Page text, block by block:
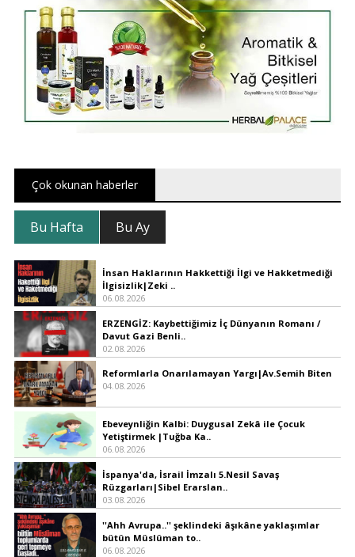
Çok okunan haberler
Bu Hafta Bu Ay
İnsan Haklarının Hakkettiği İlgi ve Hakketmediği
İlgisizlik|Zeki ..
06.08.2026
ERZENGİZ: Kaybettiğimiz İç Dünyanın Romanı /
Davut Gazi Benli..
02.08.2026
Reformlarla Onarılamayan Yargı|Av.Semih Biten
04.08.2026
Ebeveynliğin Kalbi: Duygusal Zekâ ile Çocuk
Yetiştirmek |Tuğba Ka..
06.08.2026
İspanya'da, İsrail İmzalı 5.Nesil Savaş
Rüzgarları|Sibel Erarslan..
03.08.2026
''Ahh Avrupa..'' şeklindeki âşıkâne yaklaşımlar
bütün Müslüman to..
06.08.2026